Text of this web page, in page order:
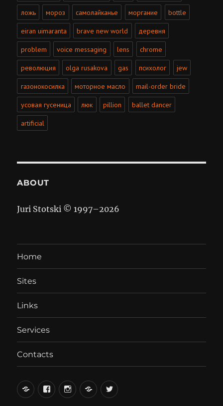
ложь мороз самолайканье моргание bottle
eiran uimaranta brave new world деревня
problem voice messaging lens chrome
революция olga rusakova gas психолог jew
газонокосилка моторное масло mail-order bride
усовая гусеница люк pillion ballet dancer
artificial
ABOUT
Juri Stotski © 1997–2026
Home
Sites
Links
Services
Contacts
вКонтакте
FacebookInstagramLiveJournal
Twitter